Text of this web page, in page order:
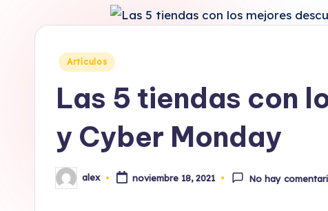
g
importan
Publicado
Artículos
Las 5 tiendas con
y Cyber Monday
Publicado
por
alex noviembre 18, 2021 No hay